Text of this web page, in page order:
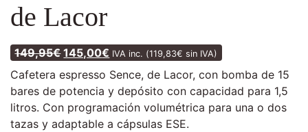
de Lacor
149,95€El precio original era: 149,95€.
145,00€ El precio actual es: 145,00€.
IVA inc. (119,83€ sin IVA)
Cafetera espresso Sence, de Lacor, con bomba de 15
bares de potencia y depósito con capacidad para 1,5
litros. Con programación volumétrica para una o dos
tazas y adaptable a cápsulas ESE.